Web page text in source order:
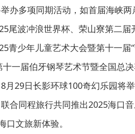
办多项同期活动，如首届海峡
尾波冲浪世界杯、荣山寮第二届
青少年儿童艺术大会暨第十一届
一届伯牙钢琴艺术节暨全国总
月29日长影环球100奇幻乐园将
合同程旅行共同推出2025海口
口文旅新体验。